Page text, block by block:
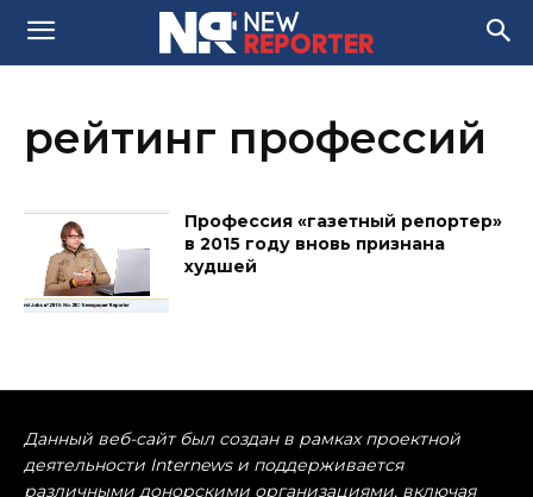
рейтинг профессий
Профессия «газетный репортер»
в 2015 году вновь признана
худшей
Данный веб-сайт был создан в рамках проектной
деятельности Internews и поддерживается
различными донорскими организациями, включая